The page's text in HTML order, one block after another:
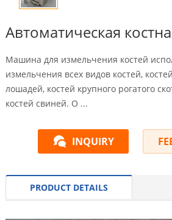
Автоматическая
Машина для измельчения костей
измельчения всех видов костей,
лошадей, костей крупного рогатого
костей свиней. О ...
INQUIRY
PRODUCT DETAILS